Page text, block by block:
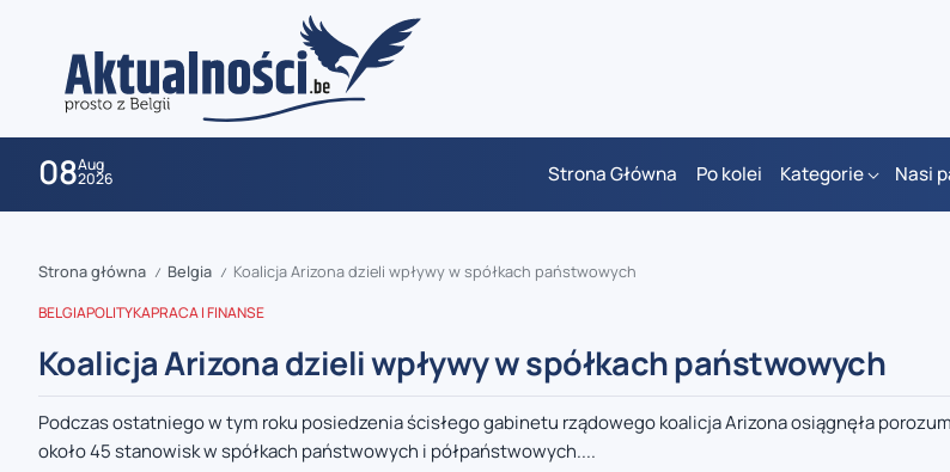
08Aug
2026 Strona Główna Po kolei Kategorie Nasi
zaobserwuj nas
Strona główna / Belgia / Koalicja Arizona dzieli wpływy w spółkach państwowych
BELGIAPOLITYKAPRACA I FINANSE
Koalicja Arizona dzieli wpływy w spółkach państwowych
Podczas ostatniego w tym roku posiedzenia ścisłego gabinetu rządowego koalicja Arizona osiągnęła
około 45 stanowisk w spółkach państwowych i półpaństwowych....